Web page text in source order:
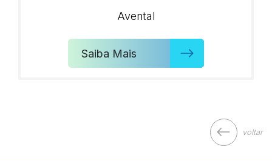
Avental
Saiba Mais
voltar